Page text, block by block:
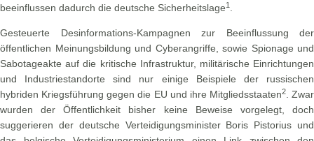
beeinflussen dadurch die deutsche Sicherheitslage1 .
Gesteuerte Desinformations-Kampagnen zur Beeinflussung der
öffentlichen Meinungsbildung und Cyberangriffe, sowie Spionage und
Sabotageakte auf die kritische Infrastruktur, militärische Einrichtungen
und Industriestandorte sind nur einige Beispiele der russischen
hybriden Kriegsführung gegen die EU und ihre Mitgliedsstaaten2. Zwar
wurden der Öffentlichkeit bisher keine Beweise vorgelegt, doch
suggerieren der deutsche Verteidigungsminister Boris Pistorius und